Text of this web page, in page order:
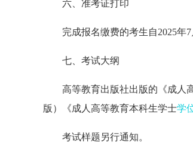
六、准考证打印
完成报名缴费的考生自2025年
七、考试大纲
高等教育出版社出版的《成人
版）《成人高等教育本科生学士学
考试样题另行通知。